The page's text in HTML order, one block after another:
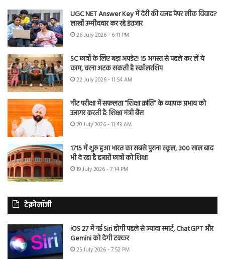
UGC NET Answer Key में देरी की वजह पेपर लीक विवाद?
लाखों उम्मीदवार कर रहे इंतजार
26 July 2026 - 6:11 PM
SC छात्रों के लिए बड़ा अपडेट! 15 अगस्त से पहले कर लें ये
काम, वरना अटक सकती है स्कॉलरशिप
22 July 2026 - 11:54 AM
नीट परीक्षा में सफलता “शिक्षा क्रांति” के व्यापक प्रभाव को
उजागर करती है: शिक्षा मंत्री बैंस
20 July 2026 - 11:43 AM
1715 में शुरू हुआ भारत का सबसे पुराना स्कूल, 300 साल बाद
भी दे रहा है हजारों छात्रों को शिक्षा
19 July 2026 - 7:14 PM
टेक्नोलॉजी
iOS 27 में नई Siri होगी पहले से ज्यादा स्मार्ट, ChatGPT और
Gemini को देगी टक्कर
25 July 2026 - 7:52 PM